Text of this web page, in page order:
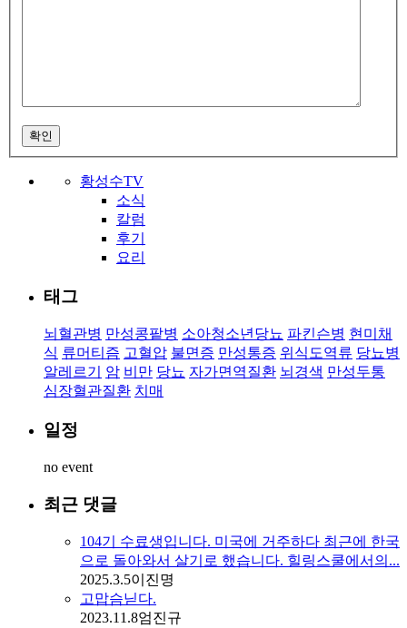
확인
황성수TV
소식
칼럼
후기
요리
태그
뇌혈관병 만성콩팥병 소아청소년당뇨 파킨슨병 현미채
식 류머티즘 고혈압 불면증 만성통증 위식도역류 당뇨병
알레르기
암 비만 당뇨 자가면역질환 뇌경색 만성두통
심장혈관질환 치매
일정
no event
최근 댓글
104기 수료생입니다. 미국에 거주하다 최근에 한국
으로 돌아와서 살기로 했습니다. 힐링스쿨에서의...
2025.3.5이진명
고맙슴닏다.
2023.11.8엄진규